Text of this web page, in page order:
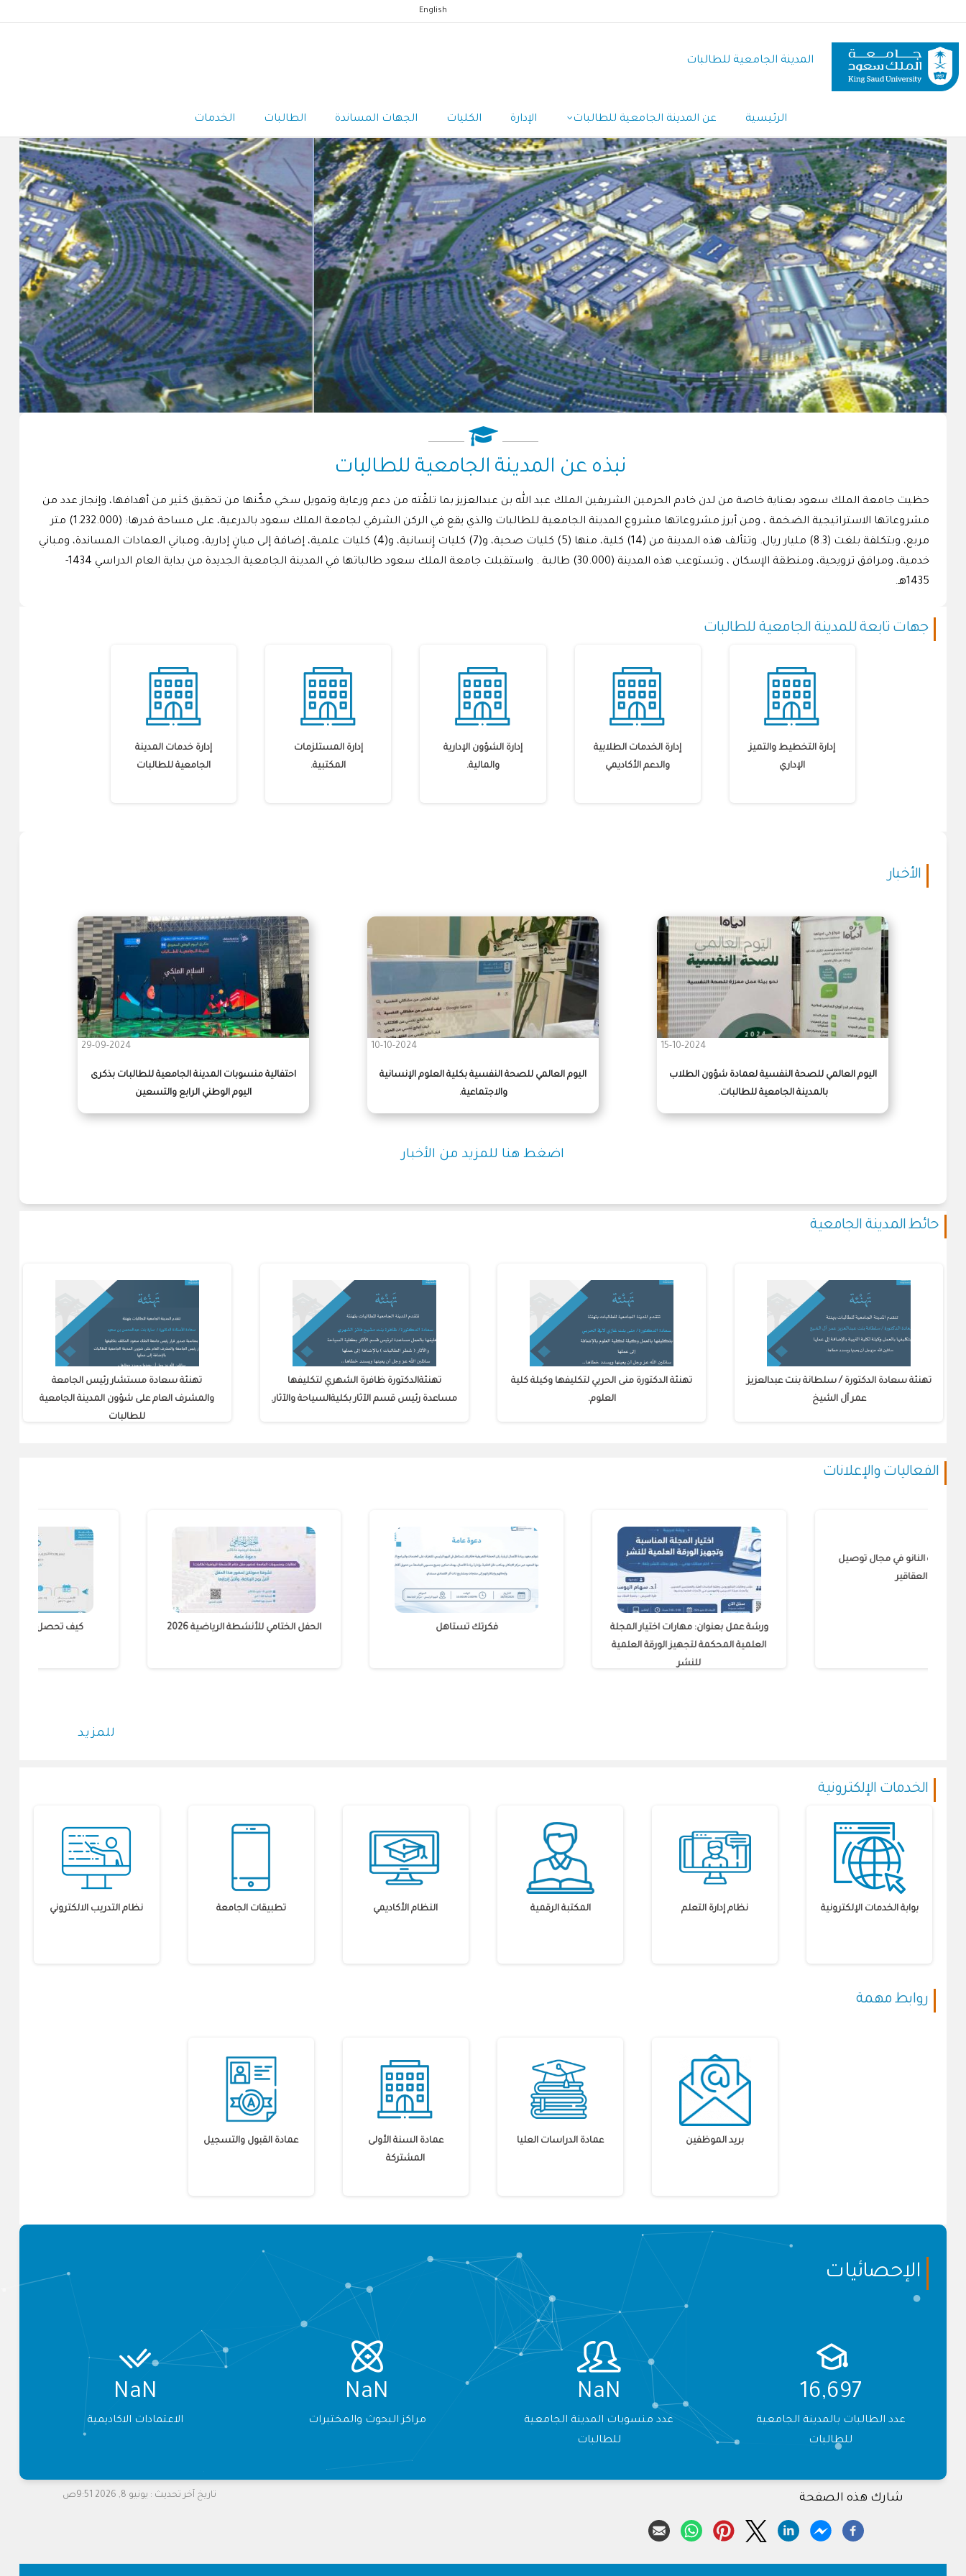
المحتوى
الرئيسي
English
المدينة الجامعية للطالبات
Navigation
الرئيسية عن المدينة الجامعية للطالبات الإدارة الكليات الجهات المساندة الطالبات الخدمات
نبذه عن المدينة الجامعية للطالبات
حظيت جامعة الملك سعود بعناية خاصة من لدن خادم الحرمين الشريفين الملك عبد الله بن عبدالعزيز بما تلقّته من دعم ورعاية وتمويل سخي مكّنها من تحقيق كثير من أهدافها، وإنجاز عدد من
مشروعاتها الاستراتيجية الضخمة ، ومن أبرز مشروعاتها مشروع المدينة الجامعية للطالبات والذي يقع في الركن الشرقي لجامعة الملك سعود بالدرعية، على مساحة قدرها: (1.232.000) متر
مربع، وبتكلفة بلغت (8.3) مليار ريال. وتتألف هذه المدينة من (14) كلية، منها (5) كليات صحية، و(7) كليات إِنسانية، و(4) كليات علمية، إضافة إلى مبانٍ إدارية، ومباني العمادات المساندة، ومباني
خدمية، ومرافق ترويحية، ومنطقة الإسكان ، وتستوعب هذه المدينة (30.000) طالبة . واستقبلت جامعة الملك سعود طالباتها في المدينة الجامعية الجديدة من بداية العام الدراسي 1434-
1435هـ.
جهات تابعة للمدينة الجامعية للطالبات
إدارة التخطيط والتميز
الإداري
إدارة الخدمات الطلابية
والدعم الأكاديمي
إدارة الشؤون الإدارية
والمالية.
إدارة المستلزمات
المكتبية.
إدارة خدمات المدينة
الجامعية للطالبات
الأخبار
15-10-2024
اليوم العالمي للصحة النفسية لعمادة شؤون الطلاب
بالمدينة الجامعية للطالبات.
10-10-2024
اليوم العالمي للصحة النفسية بكلية العلوم الإنسانية
والاجتماعية.
29-09-2024
احتفالية منسوبات المدينة الجامعية للطالبات بذكرى
اليوم الوطني الرابع والتسعين
اضغط هنا للمزيد من الأخبار
حائط المدينة الجامعية
تهنئة سعادة مستشار رئيس الجامعة
والمشرف العام على شؤون المدينة الجامعية
للطالبات
تهنئةالدكتورة ظافرة الشهري لتكليفها
مساعدة رئيس قسم الآثار بكليةالسياحة والآثار.
تهنئة الدكتورة منى الحربي لتكليفها وكيلة كلية
العلوم.
تهنئة سعادة الدكتورة / سلطانة بنت عبدالعزيز
عمر آل الشيخ
الفعاليات والإعلانات
الحفل الختامي للأنشطة الرياضية 2026
ورشة عمل بعنوان: مهارات اختيار المجلة
العلمية المحكمة لتجهيز الورقة العلمية
تطبيقات تقنية النانو في مجال توصيل
للمزيد
الخدمات الإلكترونية
بوابة الخدمات الإلكترونية نظام إدارة التعلم المكتبة الرقمية النظام الأكاديمي تطبيقات الجامعة نظام التدريب الالكتروني
روابط مهمة
بريد الموظفين عمادة الدراسات العليا
عمادة السنة الأولى
المشتركة
عمادة القبول والتسجيل
الإحصائيات
26,237
عدد الطالبات بالمدينة الجامعية
للطالبات
NaN
عدد منسوبات المدينة الجامعية
للطالبات
NaN
مراكز البحوث والمختبرات
NaN
الاعتمادات الاكاديمية
تاريخ آخر تحديث : يونيو 8, 2026 9:51ص شارك هذه الصفحة